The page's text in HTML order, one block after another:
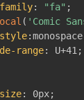
: "fa" ;
( 'Comic
:monospace
range: U+41 ;
: 0px;